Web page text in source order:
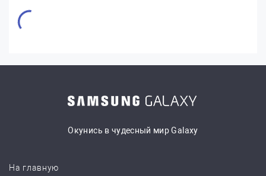
Окунись в чудесный мир Galaxy
На главную